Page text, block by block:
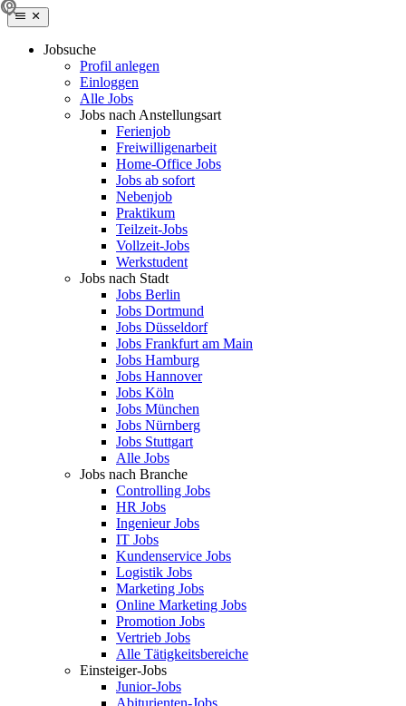
Jobsuche
Profil anlegen
Einloggen
Alle Jobs
Jobs nach Anstellungsart
Ferienjob
Freiwilligenarbeit
Home-Office Jobs
Jobs ab sofort
Nebenjob
Praktikum
Teilzeit-Jobs
Vollzeit-Jobs
Werkstudent
Jobs nach Stadt
Jobs Berlin
Jobs Dortmund
Jobs Düsseldorf
Jobs Frankfurt am Main
Jobs Hamburg
Jobs Hannover
Jobs Köln
Jobs München
Jobs Nürnberg
Jobs Stuttgart
Alle Jobs
Jobs nach Branche
Controlling Jobs
HR Jobs
Ingenieur Jobs
IT Jobs
Kundenservice Jobs
Logistik Jobs
Marketing Jobs
Online Marketing Jobs
Promotion Jobs
Vertrieb Jobs
Alle Tätigkeitsbereiche
Einsteiger-Jobs
Junior-Jobs
Abiturienten-Jobs